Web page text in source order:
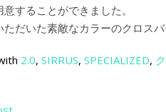
することができました。
だいた素敵なカラーのクロス
2.0, SIRRUS, SPECIALIZED,